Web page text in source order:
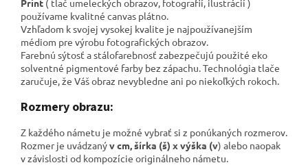
Print ( tlač umeleckých obrazov, fotografií, ilustrácií )
používame kvalitné canvas plátno.
Vzhľadom k svojej vysokej kvalite je najpoužívanejším
médiom pre výrobu fotografických obrazov.
Farebnú sýtosť a stálofarebnosť zabezpečujú použité eko
solventné pigmentové farby bez zápachu. Technológia tlače
zaručuje, že Váš obraz nevybledne ani po niekoľkých rokoch.
Rozmery obrazu:
Z každého námetu je možné vybrať si z ponúkaných rozmerov.
Rozmer je uvádzanýv cm, šírka (š) x výška (v) alebo naopak
v závislosti od kompozície originálneho námetu.